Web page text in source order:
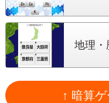
地理・
↑ 暗算